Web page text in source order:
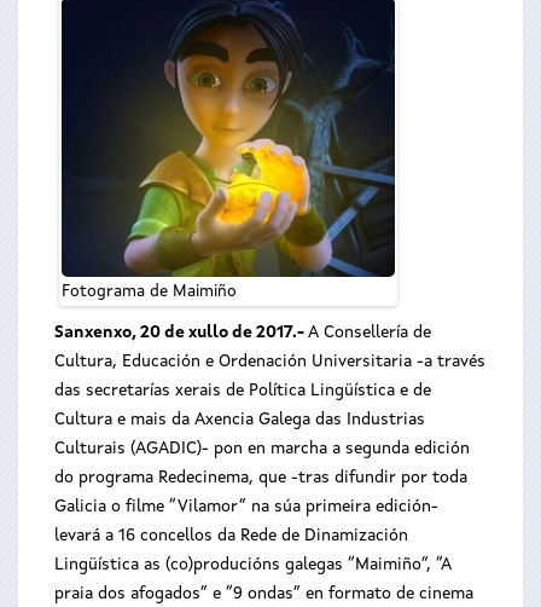
Fotograma de Maimiño
Sanxenxo, 20 de xullo de 2017.- A Consellería de
Cultura, Educación e Ordenación Universitaria -a través
das secretarías xerais de Política Lingüística e de
Cultura e mais da Axencia Galega das Industrias
Culturais (AGADIC)- pon en marcha a segunda edición
do programa Redecinema, que -tras difundir por toda
Galicia o filme “Vilamor” na súa primeira edición-
levará a 16 concellos da Rede de Dinamización
Lingüística as (co)producións galegas “Maimiño”, “A
praia dos afogados” e “9 ondas” en formato de cinema